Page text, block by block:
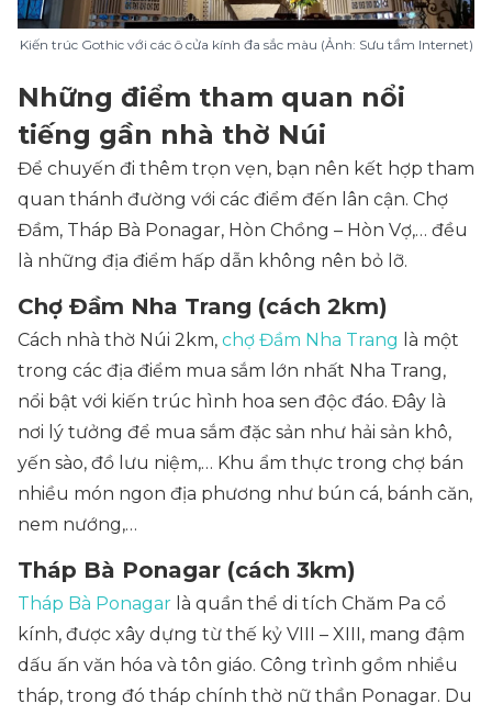
Kiến trúc Gothic với các ô cửa kính đa sắc màu (Ảnh: Sưu tầm Internet)
Những điểm tham quan nổi
tiếng gần nhà thờ Núi
Để chuyến đi thêm trọn vẹn, bạn nên kết hợp tham
quan thánh đường với các điểm đến lân cận. Chợ
Đầm, Tháp Bà Ponagar, Hòn Chồng – Hòn Vợ,… đều
là những địa điểm hấp dẫn không nên bỏ lỡ.
Chợ Đầm Nha Trang (cách 2km)
Cách nhà thờ Núi 2km, chợ Đầm Nha Trang là một
trong các địa điểm mua sắm lớn nhất Nha Trang,
nổi bật với kiến trúc hình hoa sen độc đáo. Đây là
nơi lý tưởng để mua sắm đặc sản như hải sản khô,
yến sào, đồ lưu niệm,… Khu ẩm thực trong chợ bán
nhiều món ngon địa phương như bún cá, bánh căn,
nem nướng,…
Tháp Bà Ponagar (cách 3km)
Tháp Bà Ponagar là quần thể di tích Chăm Pa cổ
kính, được xây dựng từ thế kỷ VIII – XIII, mang đậm
dấu ấn văn hóa và tôn giáo. Công trình gồm nhiều
tháp, trong đó tháp chính thờ nữ thần Ponagar. Du